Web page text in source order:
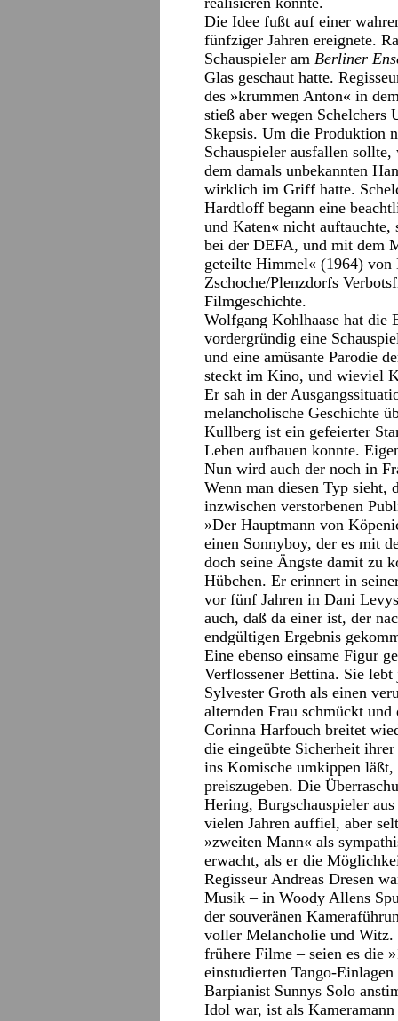
Die Idee fußt auf einer
fünfziger Jahren ereignete.
Schauspieler am Berliner
Glas geschaut hatte.
des »krummen Anton« in
stieß aber wegen
Skepsis. Um die Produktion
Schauspieler ausfallen
dem damals unbekannten
wirklich im Griff hatte.
Hardtloff begann eine
und Katen« nicht
bei der DEFA, und mit dem
geteilte Himmel« (1964)
Zschoche/Plenzdorfs
Filmgeschichte.
Wolfgang Kohlhaase hat die
vordergründig eine
und eine amüsante Parodie
steckt im Kino, und wieviel
Er sah in der
melancholische Geschichte
Kullberg ist ein gefeierter
Leben aufbauen konnte.
Nun wird auch der noch in
Wenn man diesen Typ sieht,
inzwischen verstorbenen
»Der Hauptmann von
einen Sonnyboy, der es mit
doch seine Ängste damit zu
Hübchen. Er erinnert in
vor fünf Jahren in Dani
auch, daß da einer ist, der
endgültigen Ergebnis
Eine ebenso einsame Figur
Verflossener Bettina. Sie lebt
Sylvester Groth als einen
alternden Frau schmückt
Corinna Harfouch breitet
die eingeübte Sicherheit
ins Komische umkippen
preiszugeben. Die
Hering, Burgschauspieler
vielen Jahren auffiel, aber
»zweiten Mann« als
erwacht, als er die
Regisseur Andreas Dresen
Musik – in Woody Allens
der souveränen
voller Melancholie und Witz.
frühere Filme – seien es die
einstudierten Tango-
Barpianist Sunnys Solo
Idol war, ist als